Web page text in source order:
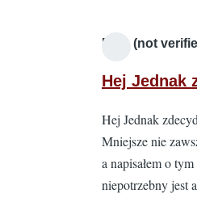
Mike (not
Hej Jednak
Hej Jednak
Mniejsze nie
a napisałem o
niepotrzebny jest